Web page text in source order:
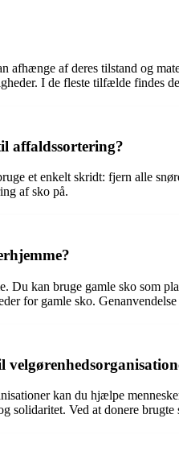
afhænge af deres tilstand og
I de fleste tilfælde findes
affaldssortering?
et enkelt skridt: fjern alle
af sko på.
Du kan bruge gamle sko som
for gamle sko.
kan du hjælpe
solidaritet. Ved at donere